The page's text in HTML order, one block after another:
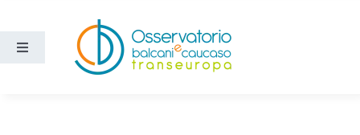
contenuto
Toggle